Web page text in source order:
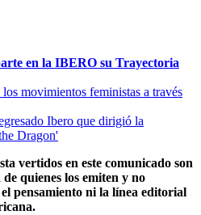
en la IBERO su Trayectoria
movimientos feministas a través
Ibero que dirigió la
Dragon'
vertidos en este comunicado son
quienes los emiten y no
pensamiento ni la línea editorial